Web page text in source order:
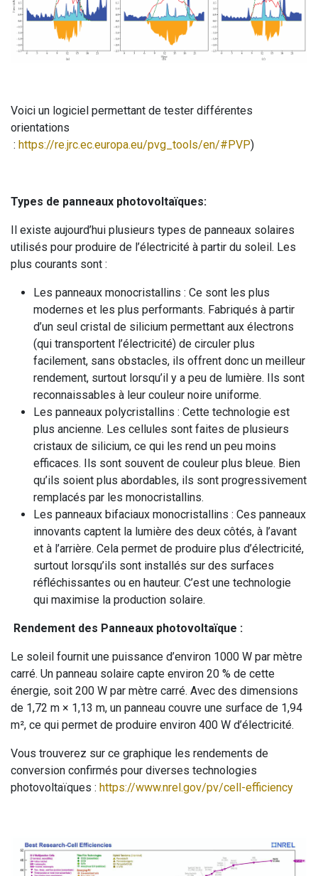
Voici un logiciel permettant de tester différentes
orientations
: https://re.jrc.ec.europa.eu/pvg_tools/en/#PVP)
Types de panneaux photovoltaïques:
Il existe aujourd’hui plusieurs types de panneaux solaires
utilisés pour produire de l’électricité à partir du soleil. Les
plus courants sont :
Les panneaux monocristallins : Ce sont les plus
modernes et les plus performants. Fabriqués à partir
d’un seul cristal de silicium permettant aux électrons
(qui transportent l’électricité) de circuler plus
facilement, sans obstacles, ils offrent donc un meilleur
rendement, surtout lorsqu’il y a peu de lumière. Ils sont
reconnaissables à leur couleur noire uniforme.
Les panneaux polycristallins : Cette technologie est
plus ancienne. Les cellules sont faites de plusieurs
cristaux de silicium, ce qui les rend un peu moins
efficaces. Ils sont souvent de couleur plus bleue. Bien
qu’ils soient plus abordables, ils sont progressivement
remplacés par les monocristallins.
Les panneaux bifaciaux monocristallins : Ces panneaux
innovants captent la lumière des deux côtés, à l’avant
et à l’arrière. Cela permet de produire plus d’électricité,
surtout lorsqu’ils sont installés sur des surfaces
réfléchissantes ou en hauteur. C’est une technologie
qui maximise la production solaire.
Rendement des Panneaux photovoltaïque :
Le soleil fournit une puissance d’environ 1000 W par mètre
carré. Un panneau solaire capte environ 20 % de cette
énergie, soit 200 W par mètre carré. Avec des dimensions
de 1,72 m × 1,13 m, un panneau couvre une surface de 1,94
m², ce qui permet de produire environ 400 W d’électricité.
Vous trouverez sur ce graphique les rendements de
conversion confirmés pour diverses technologies
photovoltaïques : https://www.nrel.gov/pv/cell-efficiency